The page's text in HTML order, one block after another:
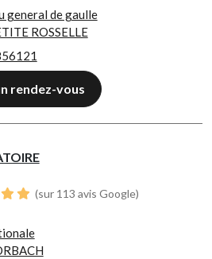
general de gaulle
ROSSELLE
rendez-vous
(sur 113 avis Google)